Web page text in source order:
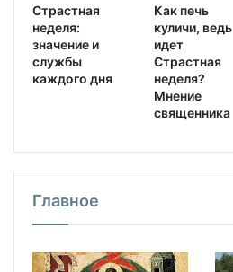
Страстная
неделя:
значение и
службы
каждого дня
Как печь
куличи, ведь
идет
Страстная
неделя?
Мнение
священника
Главное